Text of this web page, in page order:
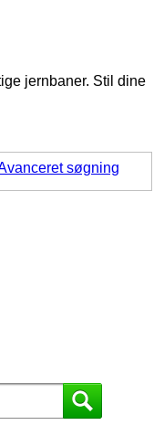
jernbaner. Stil dine
søgning